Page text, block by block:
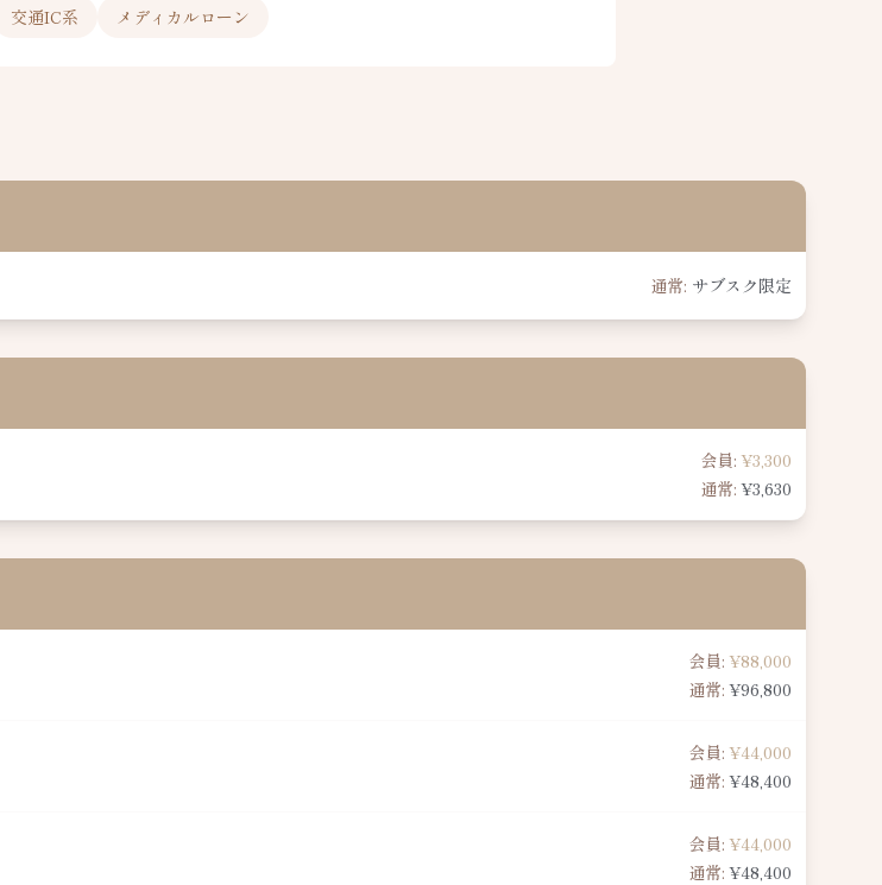
交通IC系 メディカルローン
通常: サブスク限定
会員: ¥3,300
通常: ¥3,630
会員: ¥88,000
通常: ¥96,800
会員: ¥44,000
通常: ¥48,400
会員: ¥44,000
通常: ¥48,400